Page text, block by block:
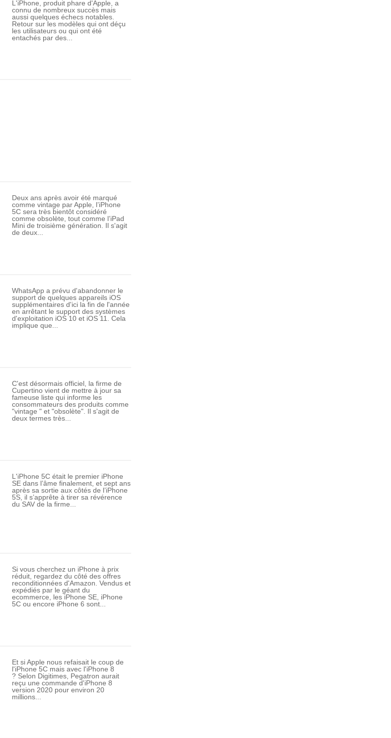
L'iPhone, produit phare d'Apple, a
connu de nombreux succès mais
aussi quelques échecs notables.
Retour sur les modèles qui ont déçu
les utilisateurs ou qui ont été
entachés par des...
Deux ans après avoir été marqué
comme vintage par Apple, l’iPhone
5C sera très bientôt considéré
comme obsolète, tout comme l’iPad
Mini de troisième génération. Il s'agit
de deux...
WhatsApp a prévu d'abandonner le
support de quelques appareils iOS
supplémentaires d'ici la fin de l'année
en arrêtant le support des systèmes
d'exploitation iOS 10 et iOS 11. Cela
implique que...
C'est désormais officiel, la firme de
Cupertino vient de mettre à jour sa
fameuse liste qui informe les
consommateurs des produits comme
"vintage " et "obsolète". Il s'agit de
deux termes très...
L'iPhone 5C était le premier iPhone
SE dans l’âme finalement, et sept ans
après sa sortie aux côtés de l’iPhone
5S, il s’apprête à tirer sa révérence
du SAV de la firme...
Si vous cherchez un iPhone à prix
réduit, regardez du côté des offres
reconditionnées d'Amazon. Vendus et
expédiés par le géant du
ecommerce, les iPhone SE, iPhone
5C ou encore iPhone 6 sont...
Et si Apple nous refaisait le coup de
l'iPhone 5C mais avec l'iPhone 8
? Selon Digitimes, Pegatron aurait
reçu une commande d'iPhone 8
version 2020 pour environ 20
millions...